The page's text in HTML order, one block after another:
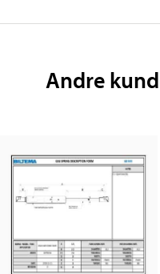
Andre